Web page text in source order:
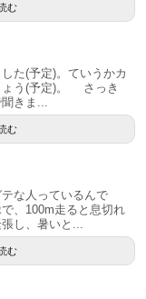
む
た(予定)。ていうかカ
ょう(予定)。 さっき
きま...
む
な人っているんで
、100m走ると息切れ
し、暑いと...
む